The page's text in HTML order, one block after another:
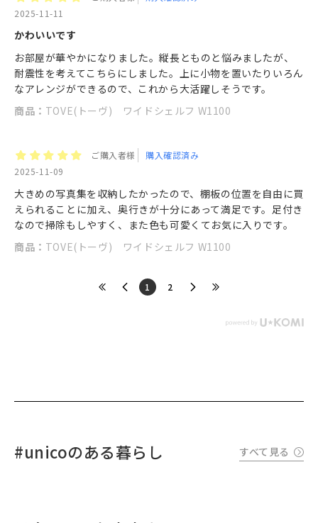
2025-11-11
かわいいです
お部屋が華やかになりました。縦長とものと悩みましたが、
耐震性を考えてこちらにしました。上に小物を置いたりいろん
なアレンジができるので、これから大活躍しそうです。
商品： TOVE(トーヴ) ワイドシェルフ W1100
ご購入者様
購入確認済み
2025-11-09
大きめの写真集を収納したかったので、棚板の位置を自由に買
えられることに加え、奥行きが十分にあって満足です。足付き
なので掃除もしやすく、また色も可愛くてお気に入りです。
商品： TOVE(トーヴ) ワイドシェルフ W1100
​1 ​2
#unicoのある暮らし すべて見る